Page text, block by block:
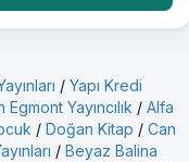
/ Yapı Kredi
Egmont Yayıncılık / Alfa
/ Doğan Kitap / Can
/ Beyaz Balina